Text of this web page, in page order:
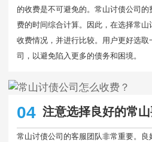
的收费是不可避免的。常山讨债公司
费的时间综合计算。因此，在选择常
收费情况，并进行比较。用户更好选
司，以避免陷入更多的债务和困境。
04 注意选择良好的常
常山讨债公司的客服团队非常重要。